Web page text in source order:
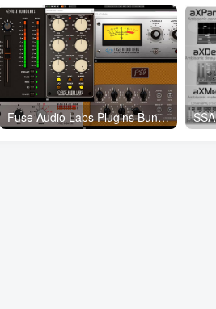
Fuse Audio Labs Plugins Bundle v2.3.0 Incl Keygen WiN macOS -R2R